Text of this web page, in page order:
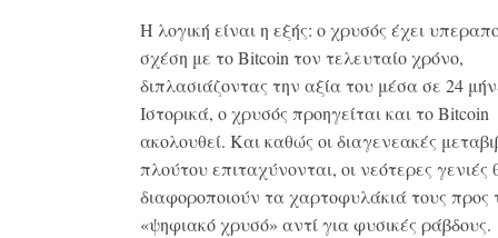
Η λογική είναι η εξής: ο χρυσός έχει
σχέση με το Bitcoin τον τελευταίο χρόνο,
διπλασιάζοντας την αξία του μέσα σε 24
Ιστορικά, ο χρυσός προηγείται και το Bitcoin
ακολουθεί. Και καθώς οι διαγενεακές
πλούτου επιταχύνονται, οι νεότερες γενιές
διαφοροποιούν τα χαρτοφυλάκιά τους προς
«ψηφιακό χρυσό» αντί για φυσικές ράβδους.